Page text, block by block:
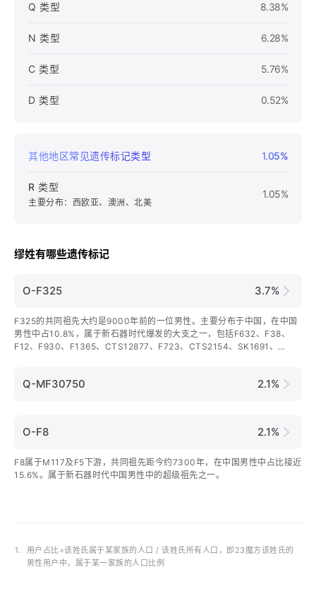
其他地区常见遗传标记类型 1.05%
R 类型
主要分布：西欧亚、澳洲、北美
1.05%
Q 类型 8.38%
N 类型 6.28%
C 类型 5.76%
D 类型 0.52%
缪姓有哪些遗传标记
O-F325 3.7%
F325的共同祖先大约是9000年前的一位男性。主要分布于中国，在中国
男性中占10.8%，属于新石器时代爆发的大支之一，包括F632、F38、
F12、F930、F1365、CTS12877、F723、CTS2154、SK1691、
Q-MF30750 2.1%
O-F8 2.1%
F8属于M117及F5下游，共同祖先距今约7300年，在中国男性中占比接近
15.6%。属于新石器时代中国男性中的超级祖先之一。
1.
用户占比=该姓氏属于某家族的人口 / 该姓氏所有人口，即23魔方该姓氏的
男性用户中，属于某一家族的人口比例